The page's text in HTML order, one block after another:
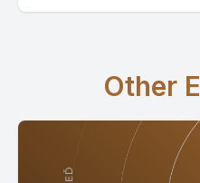
Other